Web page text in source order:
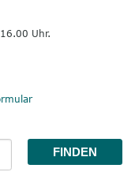
Uhr.